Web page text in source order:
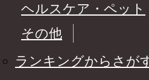
ヘルスケア・ペット
その他
ランキングからさが